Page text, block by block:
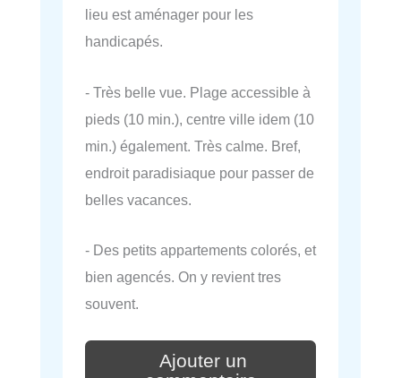
lieu est aménager pour les
handicapés.
- Très belle vue. Plage accessible à
pieds (10 min.), centre ville idem (10
min.) également. Très calme. Bref,
endroit paradisiaque pour passer de
belles vacances.
- Des petits appartements colorés, et
bien agencés. On y revient tres
souvent.
Ajouter un